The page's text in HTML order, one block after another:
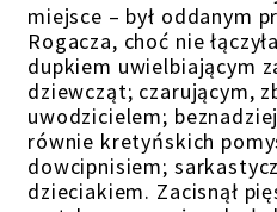
miejsce – był oddanym
Rogacza, choć nie
dupkiem uwielbiającym
dziewcząt; czarującym,
uwodzicielem;
równie kretyńskich
dowcipnisiem;
dzieciakiem. Zacisnął